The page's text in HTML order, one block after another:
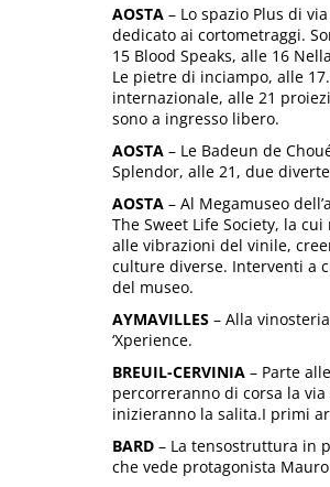
AOSTA – Lo spazio Plus di
dedicato ai cortometraggi.
15 Blood Speaks, alle 16
Le pietre di inciampo, alle
internazionale, alle 21
sono a ingresso libero.
AOSTA – Le Badeun de
Splendor, alle 21, due
AOSTA – Al Megamuseo
The Sweet Life Society, la
alle vibrazioni del vinile,
culture diverse. Interventi a
del museo.
AYMAVILLES – Alla
‘Xperience.
BREUIL-CERVINIA – Parte
percorreranno di corsa la
inizieranno la salita.I primi
BARD – La tensostruttura in
che vede protagonista